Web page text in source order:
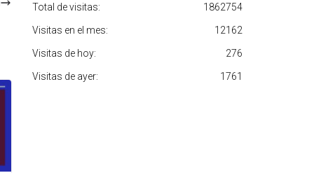
1862754
Total de visitas:
12162
Visitas en el mes:
276
Visitas de hoy:
1761
Visitas de ayer: